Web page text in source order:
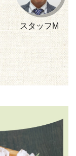
スタッフM